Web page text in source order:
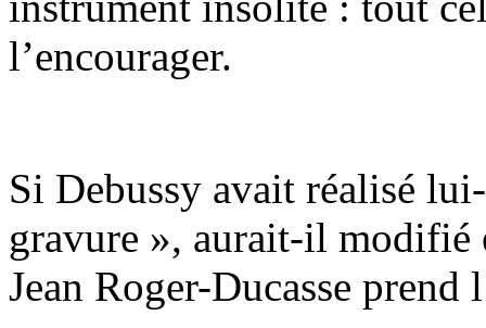
l’encourager.
Si Debussy avait réalisé
gravure », aurait-il modifié
Jean Roger-Ducasse